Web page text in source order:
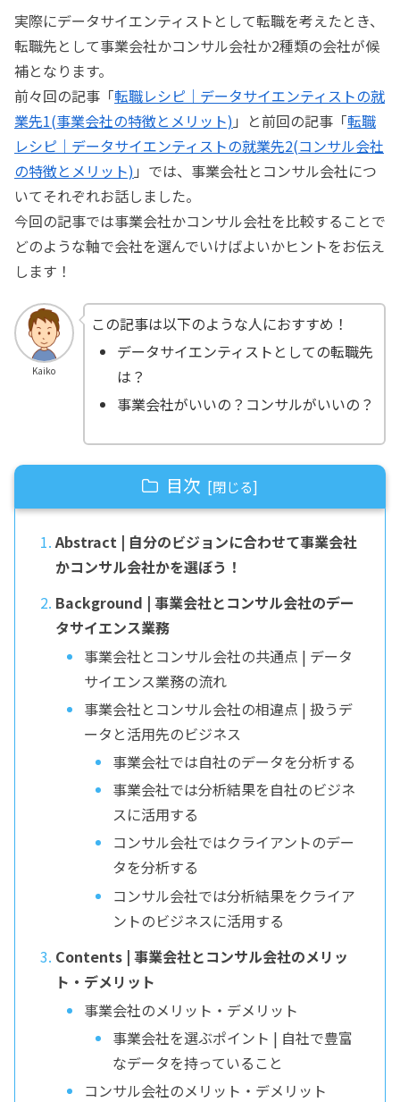
実際にデータサイエンティストとして転職を考えたとき、
転職先として事業会社かコンサル会社か2種類の会社が候
補となります。
前々回の記事「転職レシピ｜データサイエンティストの就
業先1(事業会社の特徴とメリット) 」と前回の記事「転職
レシピ｜データサイエンティストの就業先2(コンサル会社
の特徴とメリット) 」では、事業会社とコンサル会社につ
いてそれぞれお話しました。
今回の記事では事業会社かコンサル会社を比較することで
どのような軸で会社を選んでいけばよいかヒントをお伝え
します！
Kaiko
この記事は以下のような人におすすめ！
データサイエンティストとしての転職先
は？
事業会社がいいの？コンサルがいいの？
目次
Abstract | 自分のビジョンに合わせて事業会社
かコンサル会社かを選ぼう！
Background | 事業会社とコンサル会社のデー
タサイエンス業務
事業会社とコンサル会社の共通点 | データ
サイエンス業務の流れ
事業会社とコンサル会社の相違点 | 扱うデ
ータと活用先のビジネス
事業会社では自社のデータを分析する
事業会社では分析結果を自社のビジネ
スに活用する
コンサル会社ではクライアントのデー
タを分析する
コンサル会社では分析結果をクライア
ントのビジネスに活用する
Contents | 事業会社とコンサル会社のメリッ
ト・デメリット
事業会社のメリット・デメリット
事業会社を選ぶポイント | 自社で豊富
なデータを持っていること
コンサル会社のメリット・デメリット